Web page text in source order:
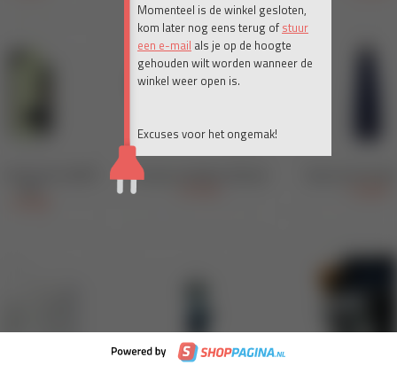
Momenteel is de winkel gesloten,
kom later nog eens terug of stuur
een e-mail als je op de hoogte
gehouden wilt worden wanneer de
winkel weer open is.
Excuses voor het ongemak!